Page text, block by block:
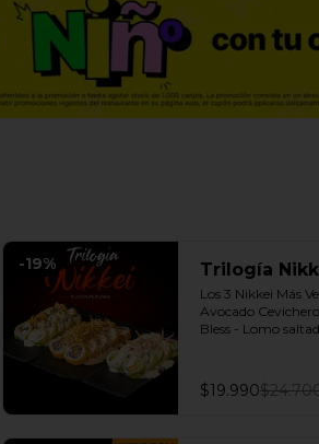
-19% Trilogía
Los 3 Nikkei Más
Avocado
Bless - Lomo
$19.990